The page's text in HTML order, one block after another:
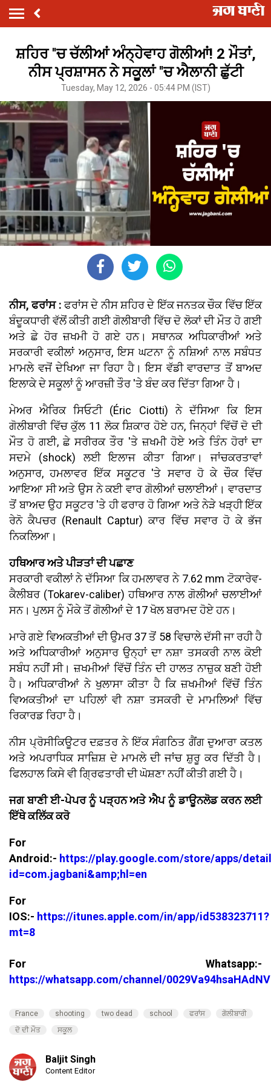
ਸ਼ਹਿਰ ''ਚ ਚੱਲੀਆਂ ਅੰਨ੍ਹੇਵਾਹ ਗੋਲੀਆਂ! 2 ਮੌਤਾਂ,
ਨੀਸ ਪ੍ਰਸ਼ਾਸਨ ਨੇ ਸਕੂਲਾਂ ''ਚ ਐਲਾਨੀ ਛੁੱਟੀ
Tuesday, May 12, 2026 - 05:44 PM (IST)
ਨੀਸ, ਫਰਾਂਸ : ਫਰਾਂਸ ਦੇ ਨੀਸ ਸ਼ਹਿਰ ਦੇ ਇੱਕ ਜਨਤਕ ਚੌਕ ਵਿੱਚ ਇੱਕ
ਬੰਦੂਕਧਾਰੀ ਵੱਲੋਂ ਕੀਤੀ ਗਈ ਗੋਲੀਬਾਰੀ ਵਿੱਚ ਦੋ ਲੋਕਾਂ ਦੀ ਮੌਤ ਹੋ ਗਈ
ਅਤੇ ਛੇ ਹੋਰ ਜ਼ਖਮੀ ਹੋ ਗਏ ਹਨ। ਸਥਾਨਕ ਅਧਿਕਾਰੀਆਂ ਅਤੇ
ਸਰਕਾਰੀ ਵਕੀਲਾਂ ਅਨੁਸਾਰ, ਇਸ ਘਟਨਾ ਨੂੰ ਨਸ਼ਿਆਂ ਨਾਲ ਸਬੰਧਤ
ਮਾਮਲੇ ਵਜੋਂ ਦੇਖਿਆ ਜਾ ਰਿਹਾ ਹੈ। ਇਸ ਵੱਡੀ ਵਾਰਦਾਤ ਤੋਂ ਬਾਅਦ
ਇਲਾਕੇ ਦੇ ਸਕੂਲਾਂ ਨੂੰ ਆਰਜ਼ੀ ਤੌਰ 'ਤੇ ਬੰਦ ਕਰ ਦਿੱਤਾ ਗਿਆ ਹੈ।
ਮੇਅਰ ਐਰਿਕ ਸਿਓਟੀ (Éric Ciotti) ਨੇ ਦੱਸਿਆ ਕਿ ਇਸ
ਗੋਲੀਬਾਰੀ ਵਿੱਚ ਕੁੱਲ 11 ਲੋਕ ਸ਼ਿਕਾਰ ਹੋਏ ਹਨ, ਜਿਨ੍ਹਾਂ ਵਿੱਚੋਂ ਦੋ ਦੀ
ਮੌਤ ਹੋ ਗਈ, ਛੇ ਸਰੀਰਕ ਤੌਰ 'ਤੇ ਜ਼ਖਮੀ ਹੋਏ ਅਤੇ ਤਿੰਨ ਹੋਰਾਂ ਦਾ
ਸਦਮੇ (shock) ਲਈ ਇਲਾਜ ਕੀਤਾ ਗਿਆ। ਜਾਂਚਕਰਤਾਵਾਂ
ਅਨੁਸਾਰ, ਹਮਲਾਵਰ ਇੱਕ ਸਕੂਟਰ 'ਤੇ ਸਵਾਰ ਹੋ ਕੇ ਚੌਕ ਵਿੱਚ
ਆਇਆ ਸੀ ਅਤੇ ਉਸ ਨੇ ਕਈ ਵਾਰ ਗੋਲੀਆਂ ਚਲਾਈਆਂ। ਵਾਰਦਾਤ
ਤੋਂ ਬਾਅਦ ਉਹ ਸਕੂਟਰ 'ਤੇ ਹੀ ਫਰਾਰ ਹੋ ਗਿਆ ਅਤੇ ਨੇੜੇ ਖੜ੍ਹੀ ਇੱਕ
ਰੇਨੋ ਕੈਪਚਰ (Renault Captur) ਕਾਰ ਵਿੱਚ ਸਵਾਰ ਹੋ ਕੇ ਭੱਜ
ਨਿਕਲਿਆ।
ਹਥਿਆਰ ਅਤੇ ਪੀੜਤਾਂ ਦੀ ਪਛਾਣ
ਸਰਕਾਰੀ ਵਕੀਲਾਂ ਨੇ ਦੱਸਿਆ ਕਿ ਹਮਲਾਵਰ ਨੇ 7.62 mm ਟੋਕਾਰੇਵ-
ਕੈਲੀਬਰ (Tokarev-caliber) ਹਥਿਆਰ ਨਾਲ ਗੋਲੀਆਂ ਚਲਾਈਆਂ
ਸਨ। ਪੁਲਸ ਨੂੰ ਮੌਕੇ ਤੋਂ ਗੋਲੀਆਂ ਦੇ 17 ਖੋਲ ਬਰਾਮਦ ਹੋਏ ਹਨ।
ਮਾਰੇ ਗਏ ਵਿਅਕਤੀਆਂ ਦੀ ਉਮਰ 37 ਤੋਂ 58 ਵਿਚਾਲੇ ਦੱਸੀ ਜਾ ਰਹੀ ਹੈ
ਅਤੇ ਅਧਿਕਾਰੀਆਂ ਅਨੁਸਾਰ ਉਨ੍ਹਾਂ ਦਾ ਨਸ਼ਾ ਤਸਕਰੀ ਨਾਲ ਕੋਈ
ਸਬੰਧ ਨਹੀਂ ਸੀ। ਜ਼ਖਮੀਆਂ ਵਿੱਚੋਂ ਤਿੰਨ ਦੀ ਹਾਲਤ ਨਾਜ਼ੁਕ ਬਣੀ ਹੋਈ
ਹੈ। ਅਧਿਕਾਰੀਆਂ ਨੇ ਖੁਲਾਸਾ ਕੀਤਾ ਹੈ ਕਿ ਜ਼ਖਮੀਆਂ ਵਿੱਚੋਂ ਤਿੰਨ
ਵਿਅਕਤੀਆਂ ਦਾ ਪਹਿਲਾਂ ਵੀ ਨਸ਼ਾ ਤਸਕਰੀ ਦੇ ਮਾਮਲਿਆਂ ਵਿੱਚ
ਰਿਕਾਰਡ ਰਿਹਾ ਹੈ।
ਨੀਸ ਪ੍ਰੋਸੀਕਿਊਟਰ ਦਫ਼ਤਰ ਨੇ ਇੱਕ ਸੰਗਠਿਤ ਗੈਂਗ ਦੁਆਰਾ ਕਤਲ
ਅਤੇ ਅਪਰਾਧਿਕ ਸਾਜ਼ਿਸ਼ ਦੇ ਮਾਮਲੇ ਦੀ ਜਾਂਚ ਸ਼ੁਰੂ ਕਰ ਦਿੱਤੀ ਹੈ।
ਫਿਲਹਾਲ ਕਿਸੇ ਵੀ ਗ੍ਰਿਫਤਾਰੀ ਦੀ ਘੋਸ਼ਣਾ ਨਹੀਂ ਕੀਤੀ ਗਈ ਹੈ।
ਜਗ ਬਾਣੀ ਈ-ਪੇਪਰ ਨੂੰ ਪੜ੍ਹਨ ਅਤੇ ਐਪ ਨੂੰ ਡਾਊਨਲੋਡ ਕਰਨ ਲਈ
ਇੱਥੇ ਕਲਿੱਕ ਕਰੋ
For
Android:- https://play.google.com/store/apps/
id=com.jagbani&amp;hl=en
For
IOS:- https://itunes.apple.com/in/app/id538323711?
mt=8
For Whatsapp:-
https://whatsapp.com/channel/
France shooting two dead school ਫਰਾਂਸ
ਗੋਲੀਬਾਰੀ
ਦੋ ਦੀ ਮੌਤ
ਸਕੂਲ
Baljit Singh
Content Editor